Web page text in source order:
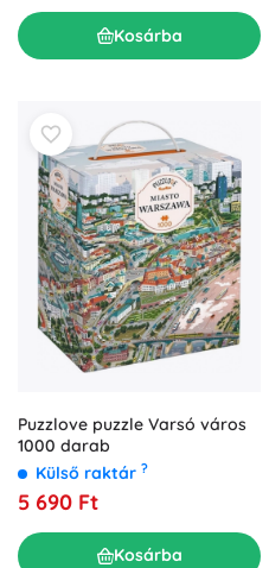
Kosárba
Puzzlove puzzle Varsó város
1000 darab
Külső raktár ?
5 690 Ft
Kosárba